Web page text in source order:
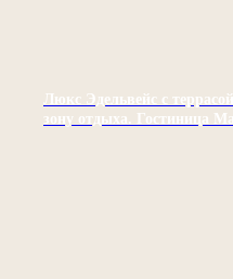
Люкс Эдельвейс с
зону отдыха. Гостиница